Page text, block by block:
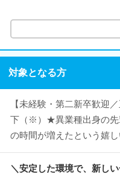
対象となる方
【未経験・第二新卒歓迎
下（※）★異業種出身の先
の時間が増えたという嬉し
＼安定した環境で、新し